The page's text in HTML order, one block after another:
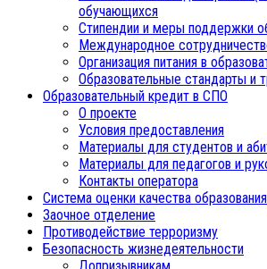
обучающихся
Стипендии и меры поддержки
Международное
Организация питания в
Образовательные стандарты и
Образовательный кредит в СПО
О проекте
Условия предоставления
Материалы для студентов и
Материалы для педагогов и
Контакты оператора
Система оценки качества образования
Заочное отделение
Противодействие терроризму
Безопасность жизнедеятельности
Допризывникам